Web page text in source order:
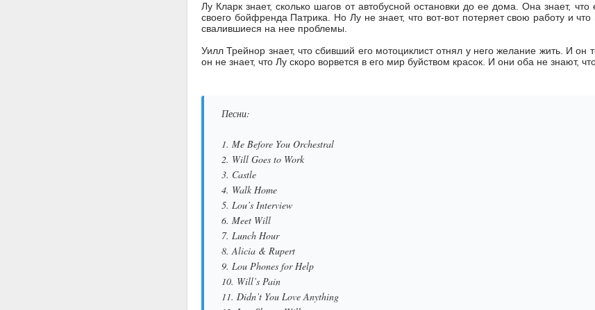
Лу Кларк знает, сколько шагов от автобусной остановки до ее дома. Она знает,
своего бойфренда Патрика. Но Лу не знает, что вот-вот потеряет свою работу и
свалившиеся на нее проблемы.
Уилл Трейнор знает, что сбивший его мотоциклист отнял у него желание жить. И он
он не знает, что Лу скоро ворвется в его мир буйством красок. И они оба не знают,
Песни:
1. Me Before You Orchestral
2. Will Goes to Work
3. Castle
4. Walk Home
5. Lou’s Interview
6. Meet Will
7. Lunch Hour
8. Alicia & Rupert
9. Lou Phones for Help
10. Will’s Pain
11. Didn’t You Love Anything